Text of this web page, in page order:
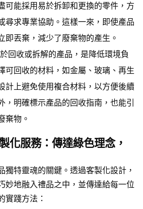
可能採用易於拆卸和更換的零件，方
尋求專業協助。這樣一來，即使產品
即丟棄，減少了廢棄物的產生。
回收或拆解的產品，是降低環境負
可回收的材料，如金屬、玻璃、再生
計上避免使用複合材料，以方便後續
，明確標示產品的回收指南，也能引
棄物。
化服務：傳達綠色理念，
獨特靈魂的關鍵。透過客製化設計，
妙地融入禮品之中，並傳達給每一位
實踐方法：